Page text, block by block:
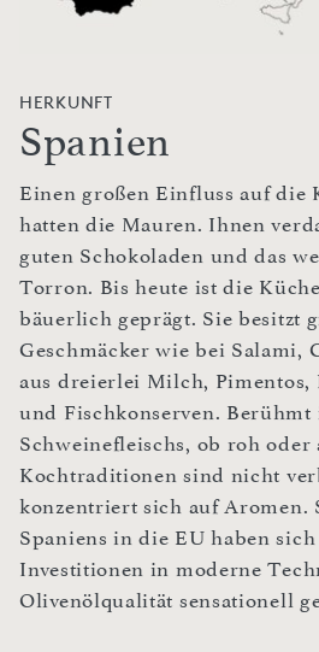
HERKUNFT
Spanien
Einen großen Einfluss auf die
hatten die Mauren. Ihnen
guten Schokoladen und das
Torron. Bis heute ist die
bäuerlich geprägt. Sie besitzt
Geschmäcker wie bei Salami,
aus dreierlei Milch, Pimentos,
und Fischkonserven. Berühmt
Schweinefleischs, ob roh oder
Kochtraditionen sind nicht
konzentriert sich auf Aromen.
Spaniens in die EU haben
Investitionen in moderne
Olivenölqualität sensationell